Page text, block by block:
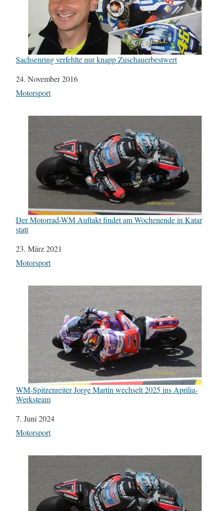
Sachsenring verfehlte nur knapp Zuschauerbestwert
Datum
24. November 2016
In Bezug auf
Motorsport
Der Motorrad-WM Auftakt findet am Wochenende in Katar
statt
Datum
23. März 2021
In Bezug auf
Motorsport
WM-Spitzenreiter Jorge Martin wechselt 2025 ins Aprilia-
Werksteam
Datum
7. Juni 2024
In Bezug auf
Motorsport